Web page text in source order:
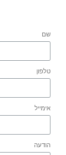
שם
טלפון
אימייל
הודעה